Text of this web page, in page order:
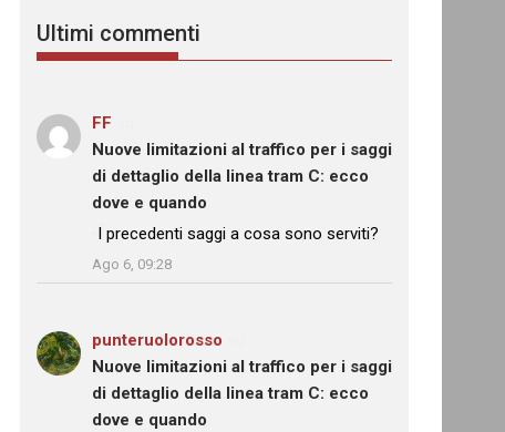
Ultimi commenti
FF
Nuove limitazioni al traffico per i saggi
di dettaglio della linea tram C: ecco
dove e quando
: “I precedenti saggi a cosa sono serviti?
Ago 6, 09:28
punteruolorosso
Nuove limitazioni al traffico per i saggi
di dettaglio della linea tram C: ecco
dove e quando